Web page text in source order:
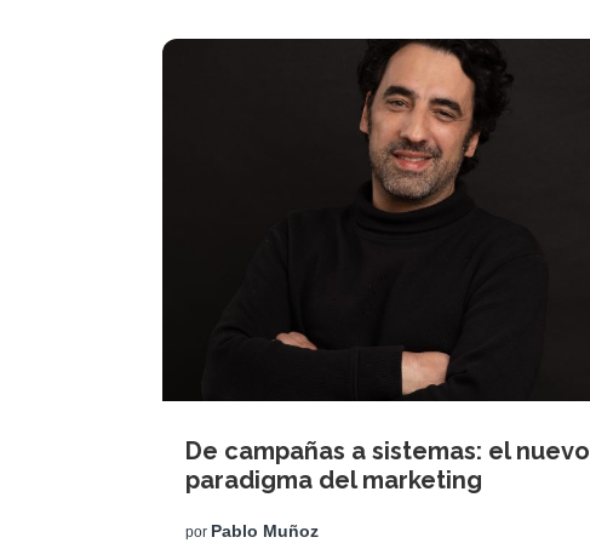
De campañas a sistemas: el nuevo
paradigma del marketing
por Pablo Muñoz